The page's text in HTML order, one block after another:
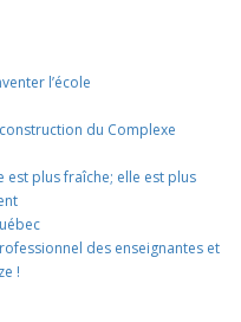
l’école
du Complexe
est plus fraîche; elle est plus
des enseignantes et
!